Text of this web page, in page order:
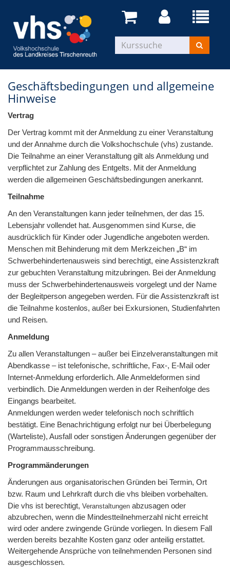
Geschäftsbedingungen und allgemeine
Hinweise
Vertrag
Der Vertrag kommt mit der Anmeldung zu einer Veranstaltung
und der Annahme durch die Volkshochschule (vhs) zustande.
Die Teilnahme an einer Veranstaltung gilt als Anmeldung und
verpflichtet zur Zahlung des Entgelts. Mit der Anmeldung
werden die allgemeinen Geschäftsbedingungen anerkannt.
Teilnahme
An den Veranstaltungen kann jeder teilnehmen, der das 15.
Lebensjahr vollendet hat. Ausgenommen sind Kurse, die
ausdrücklich für Kinder oder Jugendliche angeboten werden.
Menschen mit Behinderung mit dem Merkzeichen „B“ im
Schwerbehindertenausweis sind berechtigt, eine Assistenzkraft
zur gebuchten Veranstaltung mitzubringen. Bei der Anmeldung
muss der Schwerbehindertenausweis vorgelegt und der Name
der Begleitperson angegeben werden. Für die Assistenzkraft ist
die Teilnahme kostenlos, außer bei Exkursionen, Studienfahrten
und Reisen.
Anmeldung
Zu allen Veranstaltungen – außer bei Einzelveranstaltungen mit
Abendkasse – ist telefonische, schriftliche, Fax-, E-Mail oder
Internet-Anmeldung erforderlich. Alle Anmeldeformen sind
verbindlich. Die Anmeldungen werden in der Reihenfolge des
Eingangs bearbeitet.
Anmeldungen werden weder telefonisch noch schriftlich
bestätigt. Eine Benachrichtigung erfolgt nur bei Überbelegung
(Warteliste), Ausfall oder sonstigen Änderungen gegenüber der
Programmausschreibung.
Programmänderungen
Änderungen aus organisatorischen Gründen bei Termin, Ort
bzw. Raum und Lehrkraft durch die vhs bleiben vorbehalten.
Die vhs ist berechtigt, Veranstaltungen abzusagen oder
abzubrechen, wenn die Mindestteilnehmerzahl nicht erreicht
wird oder andere zwingende Gründe vorliegen. In diesem Fall
werden bereits bezahlte Kosten ganz oder anteilig erstattet.
Weitergehende Ansprüche von teilnehmenden Personen sind
ausgeschlossen.